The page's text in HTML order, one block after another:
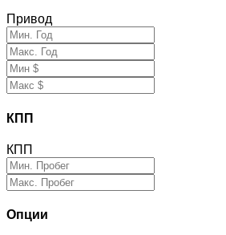
Привод
КПП
КПП
Опции